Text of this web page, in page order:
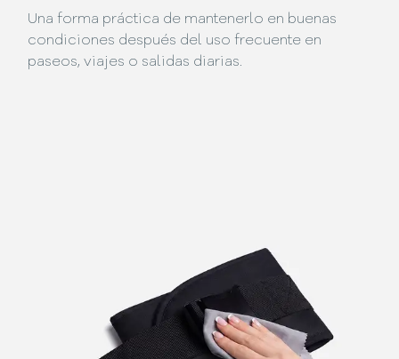
Una forma práctica de mantenerlo en buenas
condiciones después del uso frecuente en
paseos, viajes o salidas diarias.